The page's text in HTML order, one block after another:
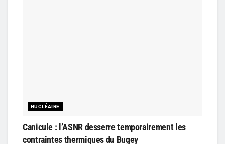
NUCLÉAIRE
Canicule : l’ASNR desserre temporairement les
contraintes thermiques du Bugey